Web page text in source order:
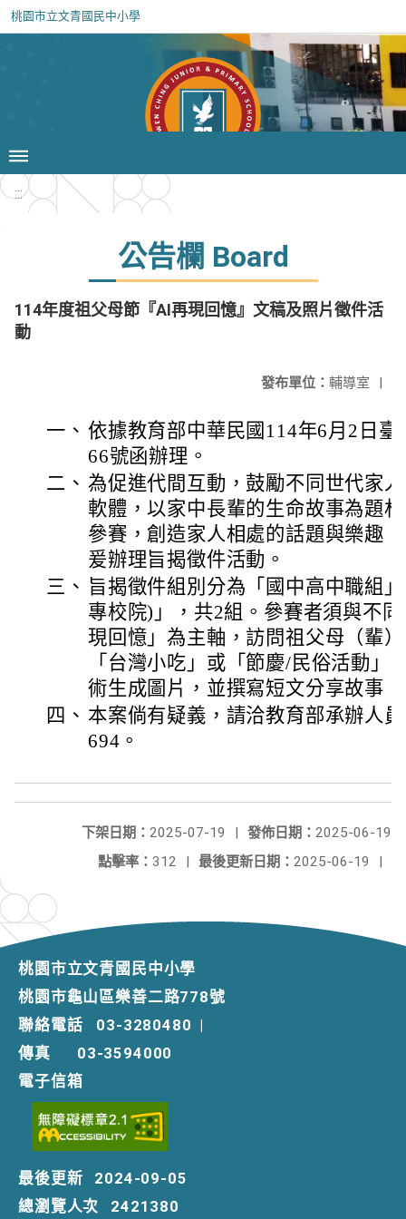
桃園市立文青國民中小學
:::
公告欄 Board
114年度祖父母節『AI再現回憶』文稿及照片徵件活
動
發布單位： 輔導室 |
一、 依據教育部中華民國114年6月2日
66號函辦理。
二、 為促進代間互動，鼓勵不同世代家
軟體，以家中長輩的生命故事為題
參賽，創造家人相處的話題與樂趣
爰辦理旨揭徵件活動。
三、 旨揭徵件組別分為「國中高中職組
專校院)」，共2組。參賽者須與不
現回憶」為主軸，訪問祖父母（輩
「台灣小吃」或「節慶/民俗活動」
術生成圖片，並撰寫短文分享故事
四、 本案倘有疑義，請洽教育部承辦人
694。
發佈日期： 2025-06-19
下架日期： 2025-07-19
|
最後更新日期： 2025-06-19 |
點擊率： 312 |
桃園市立文青國民中小學
桃園市龜山區樂善二路778號
聯絡電話
03-3280480 |
傳真
03-3594000
電子信箱
最後更新
2024-09-05
總瀏覽人次
2421380